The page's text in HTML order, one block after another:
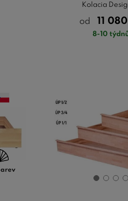
Kolacia
od 11 080
8-10